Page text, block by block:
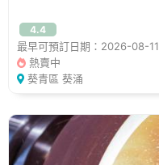
4.4
最早可預訂日期：2026-08-11
熱賣中
葵青區 葵涌